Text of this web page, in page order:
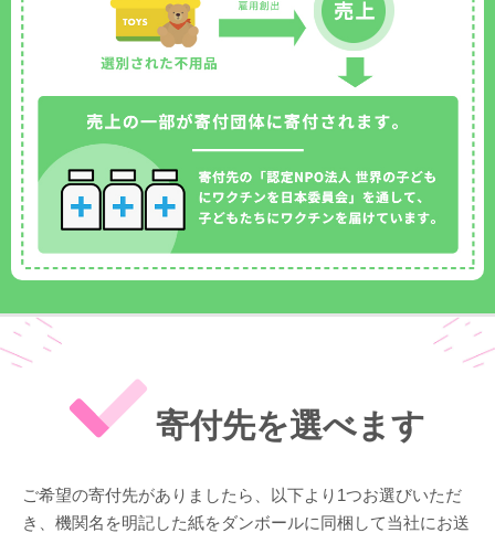
寄付先を選べます
ご希望の寄付先がありましたら、以下より1つお選びいただ
き、機関名を明記した紙をダンボールに同梱して当社にお送